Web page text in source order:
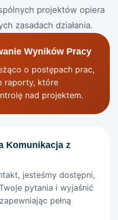
projektów opiera
zasadach działania.
Wyników Pracy
o postępach prac,
raporty, które
nad projektem.
Komunikacja z
jesteśmy dostępni,
pytania i wyjaśnić
pełną